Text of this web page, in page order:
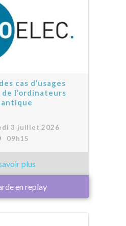
cas d’usages
l’ordinateurs
3 juillet 2026
09h15
en replay